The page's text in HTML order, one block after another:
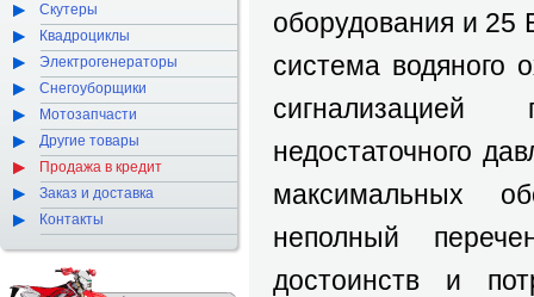
оборудования и 25
система водяного
сигнализацией
недостаточного
максимальных
неполный
достоинств и
Скутеры
Квадроциклы
Электрогенераторы
Снегоуборщики
Мотозапчасти
Другие товары
Продажа в кредит
Заказ и доставка
Контакты